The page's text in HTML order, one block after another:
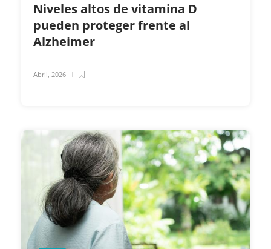
Niveles altos de vitamina D
pueden proteger frente al
Alzheimer
Abril, 2026